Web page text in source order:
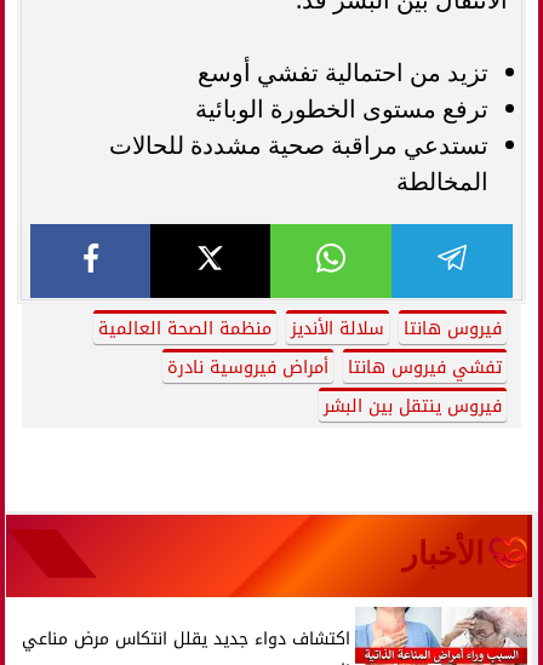
تزيد من احتمالية تفشي أوسع
ترفع مستوى الخطورة الوبائية
تستدعي مراقبة صحية مشددة للحالات
المخالطة
فيروس هانتا سلالة الأنديز
منظمة الصحة العالمية
تفشي فيروس هانتا
أمراض فيروسية نادرة
فيروس ينتقل بين البشر
الأخبار
اكتشاف دواء جديد يقلل انتكاس مرض مناعي